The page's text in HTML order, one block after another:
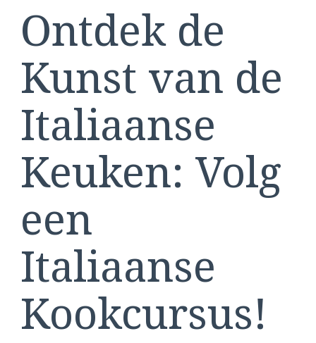
Ontdek de
Kunst van de
Italiaanse
Keuken: Volg
een
Italiaanse
Kookcursus!